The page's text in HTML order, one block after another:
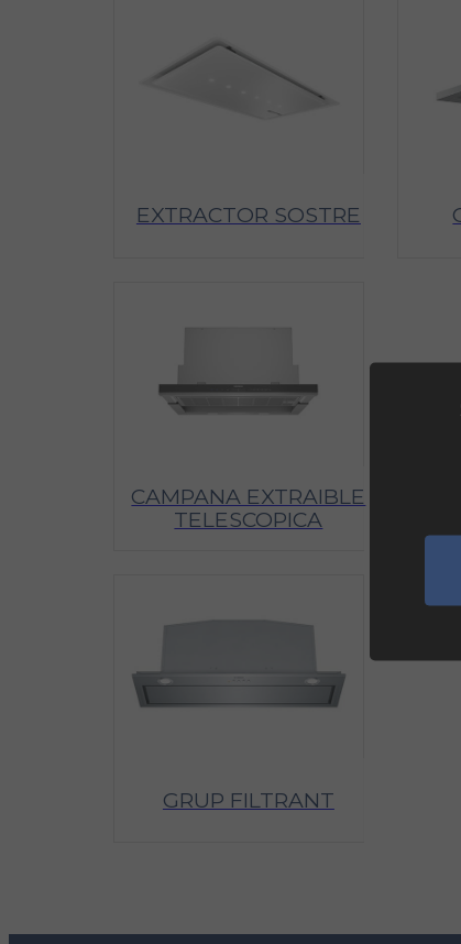
EXTRACTOR SOSTRE
CAMPANA EXTRAIBLE
TELESCOPICA
GRUP FILTRANT